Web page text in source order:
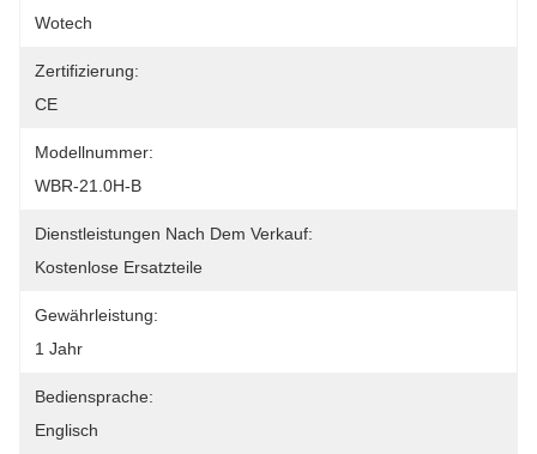
Wotech
Zertifizierung:
CE
Modellnummer:
WBR-21.0H-B
Dienstleistungen Nach Dem Verkauf:
Kostenlose Ersatzteile
Gewährleistung:
1 Jahr
Bediensprache:
Englisch